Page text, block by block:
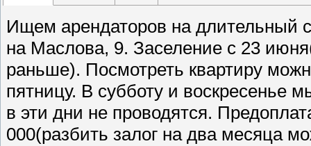
Ищем арендаторов на длительный
на Маслова, 9. Заселение с 23
раньше). Посмотреть квартиру
пятницу. В субботу и воскресенье
в эти дни не проводятся.
000(разбить залог на два месяца